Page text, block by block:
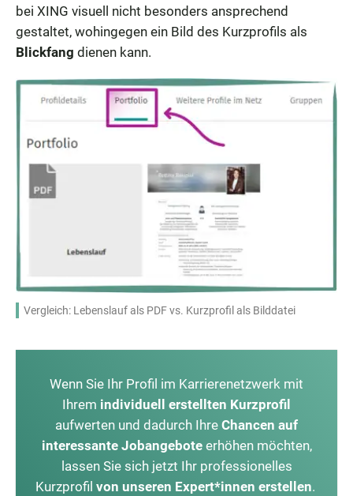
Vergleich: Lebenslauf als PDF vs. Kurzprofil als Bilddatei
bei XING visuell nicht besonders ansprechend
gestaltet, wohingegen ein Bild des Kurzprofils als
Blickfang dienen kann.
Wenn Sie Ihr Profil im Karrierenetzwerk mit
Ihrem individuell erstellten Kurzprofil
aufwerten und dadurch Ihre Chancen auf
interessante Jobangeboteerhöhen möchten,
lassen Sie sich jetzt Ihr professionelles
Kurzprofil von unseren Expert*innen erstellen.